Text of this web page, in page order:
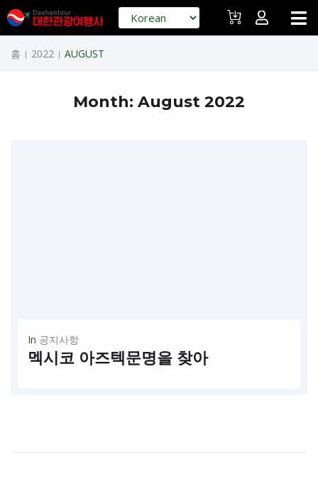
홈 | 2022 | AUGUST
Month: August 2022
In 공지사항
멕시코 아즈텍문명을 찾아